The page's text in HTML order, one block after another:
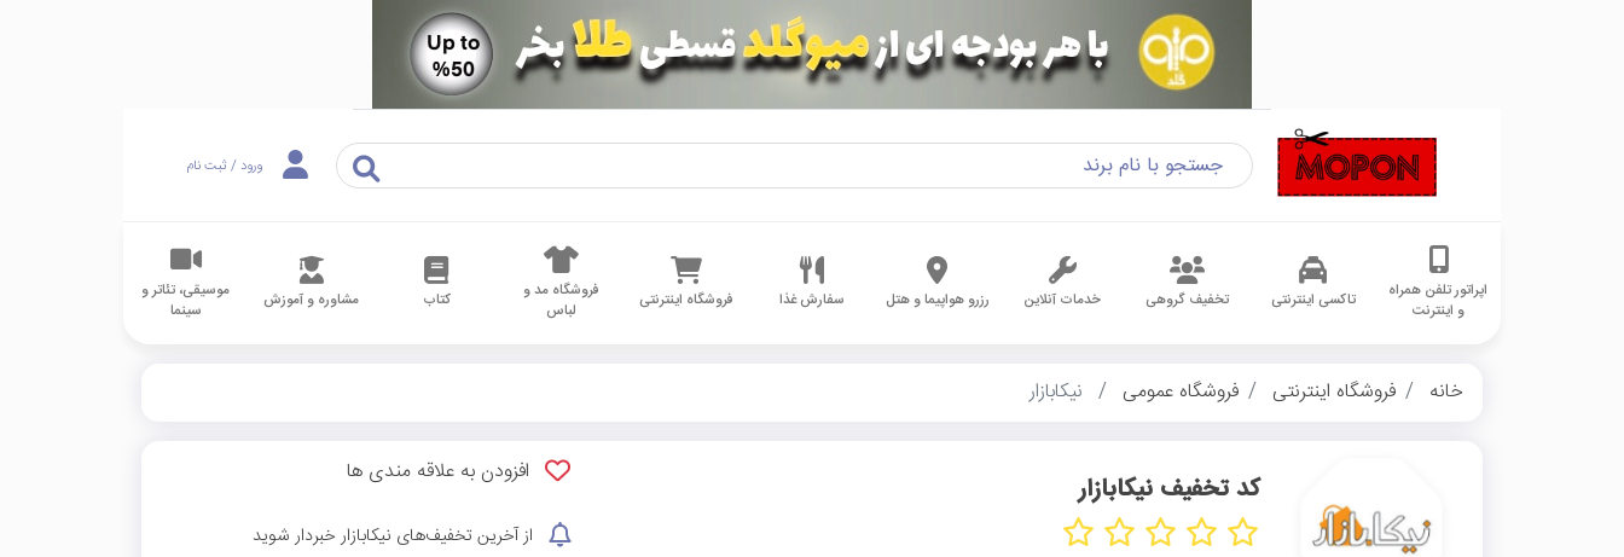
ورود / ثبت نام
اپراتور تلفن همراه
و اینترنت
تاکسی اینترنتی تخفیف گروهی خدمات آنلاین رزرو هواپیما و هتل سفارش غذا فروشگاه اینترنتی
فروشگاه مد و
لباس
کتاب مشاوره و آموزش
موسیقی، تئاتر و
سینما
خانه فروشگاه اینترنتی فروشگاه عمومی نیکابازار
کد تخفیف نیکابازار افزودن به علاقه مندی ها
از آخرین تخفیف‌های نیکابازار خبردار شوید